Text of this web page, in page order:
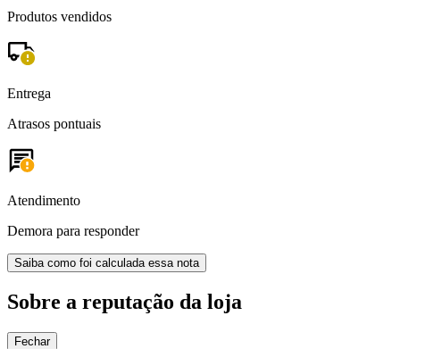
Produtos vendidos
Entrega
Atrasos pontuais
Atendimento
Demora para responder
Saiba como foi calculada essa nota
Sobre a reputação da loja
Fechar